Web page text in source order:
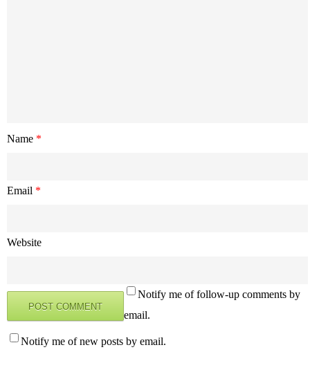
Name *
Email *
Website
Notify me of follow-up comments by
email.
Notify me of new posts by email.